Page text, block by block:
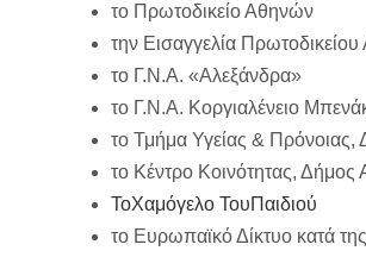
το Πρωτοδικείο Αθηνών
την Εισαγγελία
το Γ.Ν.Α. «Αλεξάνδρα»
το Γ.Ν.Α. Κοργιαλένειο
το Τμήμα Υγείας & Πρόνοιας,
το Κέντρο Κοινότητας, Δήμος
ΤοΧαμόγελο ΤουΠαιδιού
το Ευρωπαϊκό Δίκτυο κατά